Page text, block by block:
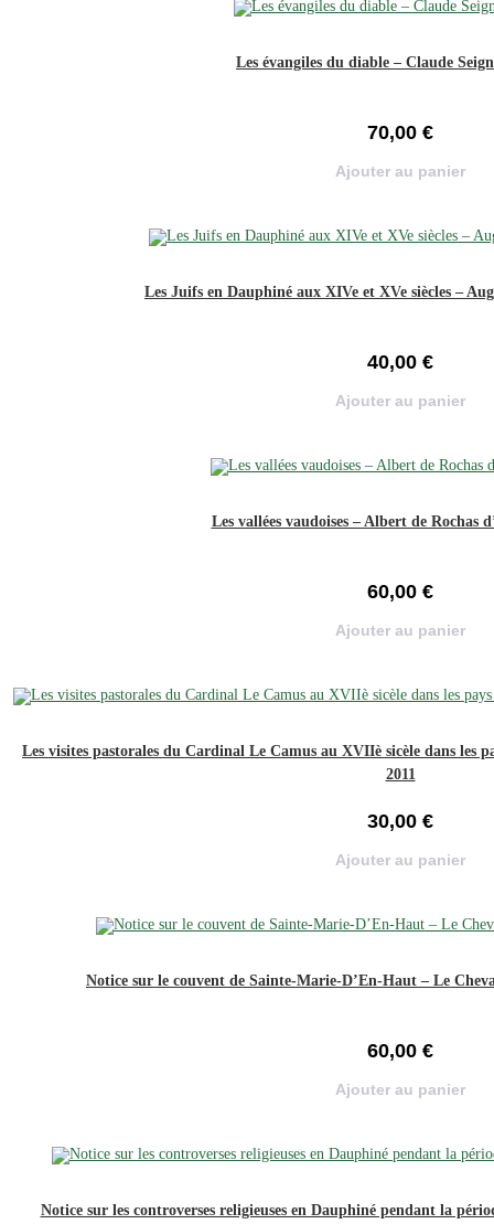
Les évangiles du diable – Claude
70,00 €
Ajouter au panier
Les Juifs en Dauphiné aux XIVe et XVe siècles –
40,00 €
Ajouter au panier
Les vallées vaudoises – Albert de Rochas
60,00 €
Ajouter au panier
Les visites pastorales du Cardinal Le Camus au XVIIè sicèle dans les
2011
30,00 €
Ajouter au panier
Notice sur le couvent de Sainte-Marie-D’En-Haut – Le
60,00 €
Ajouter au panier
Notice sur les controverses religieuses en Dauphiné pendant la